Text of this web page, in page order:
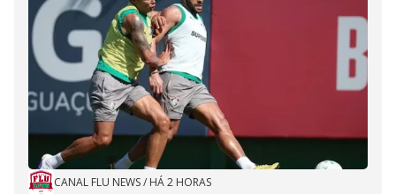
CANAL FLU NEWS/ HÁ 2 HORAS